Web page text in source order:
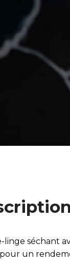
linge séchant
un